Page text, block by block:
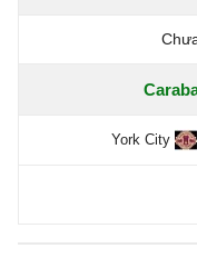
York City